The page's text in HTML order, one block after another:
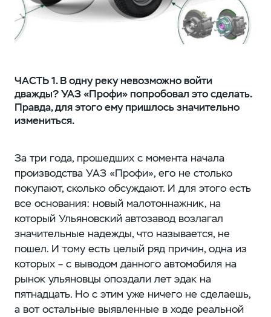
ЧАСТЬ 1. В одну реку невозможно войти
дважды? УАЗ «Профи» попробовал это сделать.
Правда, для этого ему пришлось значительно
измениться.
За три года, прошедших с момента начала
производства УАЗ «Профи», его не столько
покупают, сколько обсуждают. И для этого есть
все основания: новый малотоннажник, на
который Ульяновский автозавод возлагал
значительные надежды, что называется, не
пошел. И тому есть целый ряд причин, одна из
которых – с выводом данного автомобиля на
рынок ульяновцы опоздали лет эдак на
пятнадцать. Но с этим уже ничего не сделаешь,
а вот остальные выявленные в ходе реальной